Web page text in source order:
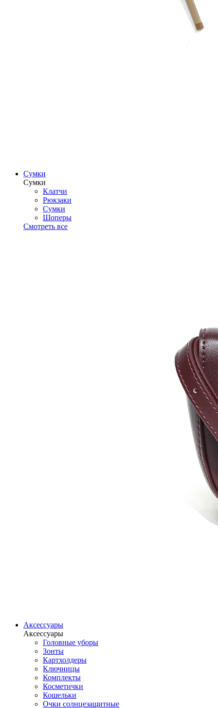
Сумки
Сумки
Клатчи
Рюкзаки
Сумки
Шоперы
Смотреть все
Аксессуары
Аксессуары
Головные уборы
Зонты
Картхолдеры
Ключницы
Комплекты
Косметички
Кошельки
Очки солнцезащитные